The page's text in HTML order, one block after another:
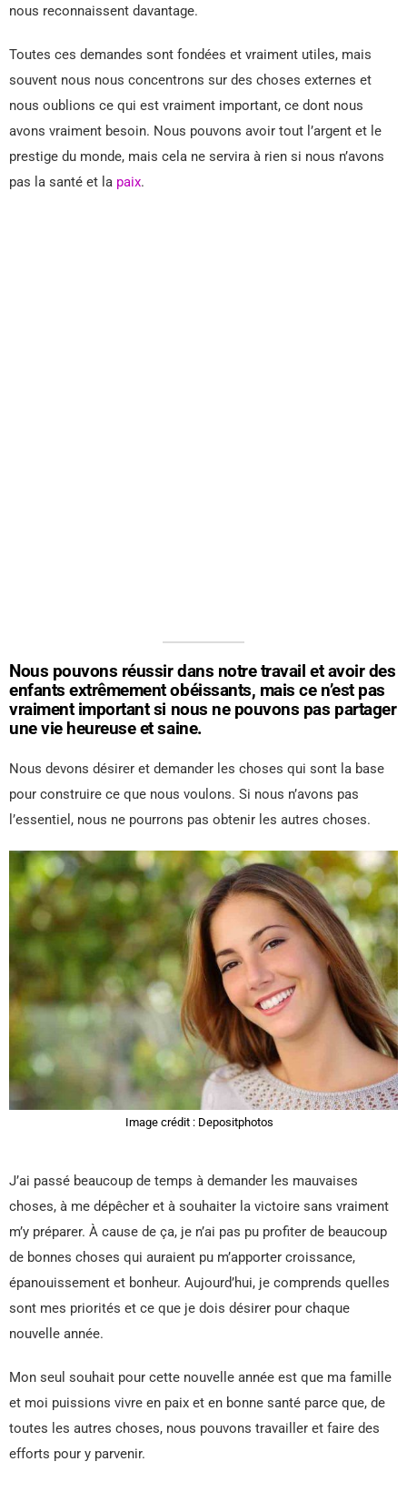
nous reconnaissent davantage.
Toutes ces demandes sont fondées et vraiment utiles, mais
souvent nous nous concentrons sur des choses externes et
nous oublions ce qui est vraiment important, ce dont nous
avons vraiment besoin. Nous pouvons avoir tout l’argent et le
prestige du monde, mais cela ne servira à rien si nous n’avons
pas la santé et la paix.
Nous pouvons réussir dans notre travail et avoir des
enfants extrêmement obéissants, mais ce n’est pas
vraiment important si nous ne pouvons pas partager
une vie heureuse et saine.
Nous devons désirer et demander les choses qui sont la base
pour construire ce que nous voulons. Si nous n’avons pas
l’essentiel, nous ne pourrons pas obtenir les autres choses.
Image crédit : Depositphotos
J’ai passé beaucoup de temps à demander les mauvaises
choses, à me dépêcher et à souhaiter la victoire sans vraiment
m’y préparer. À cause de ça, je n’ai pas pu profiter de beaucoup
de bonnes choses qui auraient pu m’apporter croissance,
épanouissement et bonheur. Aujourd’hui, je comprends quelles
sont mes priorités et ce que je dois désirer pour chaque
nouvelle année.
Mon seul souhait pour cette nouvelle année est que ma famille
et moi puissions vivre en paix et en bonne santé parce que, de
toutes les autres choses, nous pouvons travailler et faire des
efforts pour y parvenir.